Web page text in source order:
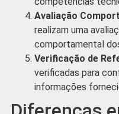
Avaliação
realizam uma
comportamental
Verificação de
verificadas para
informações